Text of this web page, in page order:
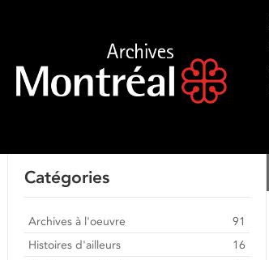
Catégories
Archives à l'oeuvre
91
Histoires d'ailleurs
16